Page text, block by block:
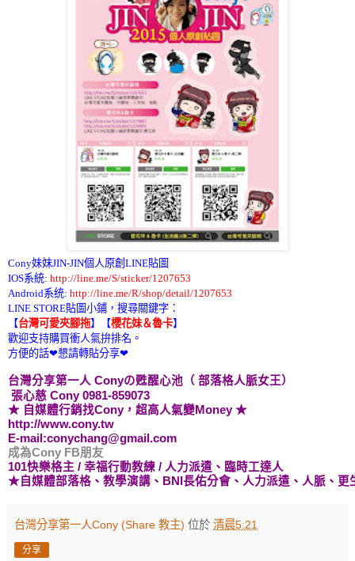
Cony妹妹JIN-JIN個人原創LINE貼圖
IOS系統: http://line.me/S/sticker/1207653
Android系统: http://line.me/R/shop/detail/1207653
LINE STORE貼圖小鋪，搜尋關鍵字：
【台灣可愛夾腳拖】 【櫻花妹＆魯卡】
歡迎支持購買衝人氣拚排名。
方便的話❤懇請轉貼分享❤
台灣分享第一人 Conyの甦醒心池 （ 部落格人脈女王）
張心慈 Cony 0981-859073
★ 自媒體行銷找Cony，超高人氣變Money ★
http://www.cony.tw
E-mail:conychang@gmail.com
成為Cony FB朋友
101快樂格主 / 幸福行動教練 / 人力派遣、 臨時工達人
★自媒體部落格、教學演講 、BNI長佑分會、 人力派遣、人脈、
台灣分享第一人Cony (Share 教主) 位於 清晨5:21
分享